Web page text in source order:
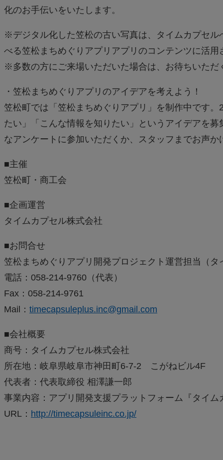
化のお手伝いをいたします。
※デジタル化した笠松の古い写真は、タイムカプセ
べる笠松まちめぐりアプリアプリのコンテンツに活用
※多数の方にご来場いただいた場合は、お待ちいただ
・笠松まちめぐりアプリのアイデアを考えよう！
笠松町では「笠松まちめぐりアプリ」を制作中です
たい」「こんな情報を知りたい」というアイデアを
なアンケートに参加いただくか、スタッフまでお声か
■主催
笠松町・商工会
■企画運営
タイムカプセル株式会社
■お問合せ
笠松まちめぐりアプリ開発プロジェクト運営担当（
電話：058-214-9760（代表）
Fax：058-214-9761
Mail： timecapsuleplus.inc@gmail.com
■会社概要
商号：タイムカプセル株式会社
所在地：岐阜県岐阜市神田町6-7-2 こがねビル4F
代表者：代表取締役 相澤謙一郎
事業内容：アプリ開発支援プラットフォーム『タイ
URL： http://timecapsuleinc.co.jp/